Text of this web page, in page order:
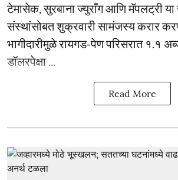
टेमासेक, सुरबाना ज्युराँग आणि मॅपलट्री या
संस्थांसोबत शुक्रवारी सामंजस्य करार
भागीदारीमुळे रायगड-पेण परिसरात १.१
डॉलरपेक्षा ...
Read More